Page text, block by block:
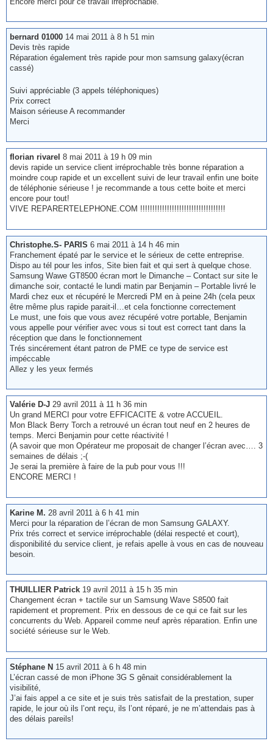
bernard 01000 14 mai 2011 à 8 h 51 min
Devis très rapide
Réparation également très rapide pour mon samsung galaxy(écran
cassé)
Suivi appréciable (3 appels téléphoniques)
Prix correct
Maison sérieuse A recommander
Merci
florian rivarel 8 mai 2011 à 19 h 09 min
devis rapide un service client irréprochable très bonne réparation a
moindre coup rapide et un excellent suivi de leur travail enfin une boite
de téléphonie sérieuse ! je recommande a tous cette boite et merci
encore pour tout!
VIVE REPARERTELEPHONE.COM !!!!!!!!!!!!!!!!!!!!!!!!!!!!!!!!!!!
Christophe.S- PARIS 6 mai 2011 à 14 h 46 min
Franchement épaté par le service et le sérieux de cette entreprise.
Dispo au tél pour les infos, Site bien fait et qui sert à quelque chose.
Samsung Wawe GT8500 écran mort le Dimanche – Contact sur site le
dimanche soir, contacté le lundi matin par Benjamin – Portable livré le
Mardi chez eux et récupéré le Mercredi PM en à peine 24h (cela peux
être même plus rapide parait-il…et cela fonctionne correctement
Le must, une fois que vous avez récupéré votre portable, Benjamin
vous appelle pour vérifier avec vous si tout est correct tant dans la
réception que dans le fonctionnement
Trés sincérement étant patron de PME ce type de service est
impéccable
Allez y les yeux fermés
Valérie D-J 29 avril 2011 à 11 h 36 min
Un grand MERCI pour votre EFFICACITE & votre ACCUEIL.
Mon Black Berry Torch a retrouvé un écran tout neuf en 2 heures de
temps. Merci Benjamin pour cette réactivité !
(A savoir que mon Opérateur me proposait de changer l’écran avec…. 3
semaines de délais ;-(
Je serai la première à faire de la pub pour vous !!!
ENCORE MERCI !
Karine M. 28 avril 2011 à 6 h 41 min
Merci pour la réparation de l’écran de mon Samsung GALAXY.
Prix trés correct et service irréprochable (délai respecté et court),
disponibilité du service client, je refais apelle à vous en cas de nouveau
besoin.
THUILLIER Patrick 19 avril 2011 à 15 h 35 min
Changement écran + tactile sur un Samsung Wave S8500 fait
rapidement et proprement. Prix en dessous de ce qui ce fait sur les
concurrents du Web. Appareil comme neuf après réparation. Enfin une
société sérieuse sur le Web.
Stéphane N 15 avril 2011 à 6 h 48 min
L’écran cassé de mon iPhone 3G S gênait considérablement la
visibilité,
J’ai fais appel a ce site et je suis très satisfait de la prestation, super
rapide, le jour où ils l’ont reçu, ils l’ont réparé, je ne m’attendais pas à
des délais pareils!